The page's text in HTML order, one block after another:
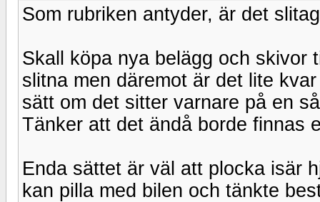
Som rubriken antyder, är det
Skall köpa nya belägg och skivor
slitna men däremot är det lite
sätt om det sitter varnare på en
Tänker att det ändå borde finnas
Enda sättet är väl att plocka isär
kan pilla med bilen och tänkte